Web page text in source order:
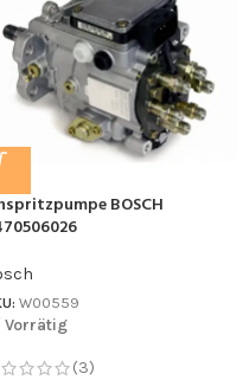
BOSCH
W00559
Vorrätig
(3)